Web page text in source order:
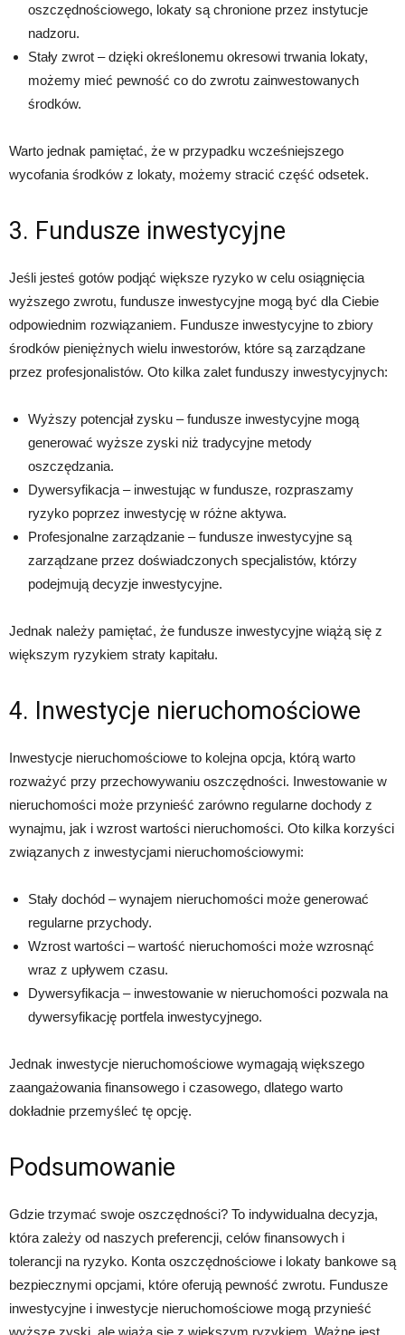
oszczędnościowego, lokaty są chronione przez instytucje
nadzoru.
Stały zwrot – dzięki określonemu okresowi trwania lokaty,
możemy mieć pewność co do zwrotu zainwestowanych
środków.
Warto jednak pamiętać, że w przypadku wcześniejszego
wycofania środków z lokaty, możemy stracić część odsetek.
3. Fundusze inwestycyjne
Jeśli jesteś gotów podjąć większe ryzyko w celu osiągnięcia
wyższego zwrotu, fundusze inwestycyjne mogą być dla Ciebie
odpowiednim rozwiązaniem. Fundusze inwestycyjne to zbiory
środków pieniężnych wielu inwestorów, które są zarządzane
przez profesjonalistów. Oto kilka zalet funduszy inwestycyjnych:
Wyższy potencjał zysku – fundusze inwestycyjne mogą
generować wyższe zyski niż tradycyjne metody
oszczędzania.
Dywersyfikacja – inwestując w fundusze, rozpraszamy
ryzyko poprzez inwestycję w różne aktywa.
Profesjonalne zarządzanie – fundusze inwestycyjne są
zarządzane przez doświadczonych specjalistów, którzy
podejmują decyzje inwestycyjne.
Jednak należy pamiętać, że fundusze inwestycyjne wiążą się z
większym ryzykiem straty kapitału.
4. Inwestycje nieruchomościowe
Inwestycje nieruchomościowe to kolejna opcja, którą warto
rozważyć przy przechowywaniu oszczędności. Inwestowanie w
nieruchomości może przynieść zarówno regularne dochody z
wynajmu, jak i wzrost wartości nieruchomości. Oto kilka korzyści
związanych z inwestycjami nieruchomościowymi:
Stały dochód – wynajem nieruchomości może generować
regularne przychody.
Wzrost wartości – wartość nieruchomości może wzrosnąć
wraz z upływem czasu.
Dywersyfikacja – inwestowanie w nieruchomości pozwala na
dywersyfikację portfela inwestycyjnego.
Jednak inwestycje nieruchomościowe wymagają większego
zaangażowania finansowego i czasowego, dlatego warto
dokładnie przemyśleć tę opcję.
Podsumowanie
Gdzie trzymać swoje oszczędności? To indywidualna decyzja,
która zależy od naszych preferencji, celów finansowych i
tolerancji na ryzyko. Konta oszczędnościowe i lokaty bankowe są
bezpiecznymi opcjami, które oferują pewność zwrotu. Fundusze
inwestycyjne i inwestycje nieruchomościowe mogą przynieść
wyższe zyski, ale wiążą się z większym ryzykiem. Ważne jest,